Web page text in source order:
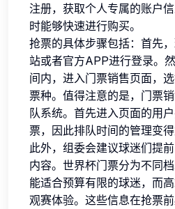
注册，获取个人专属的账户
时能够快速进行购买。
抢票的具体步骤包括：首先
站或者官方APP进行登录。
间内，进入门票销售页面，
票种。值得注意的是，门票
队系统。首先进入页面的用
票，因此排队时间的管理变得
此外，组委会建议球迷们提
内容。世界杯门票分为不同
能适合预算有限的球迷，而
观赛体验。这些信息在抢票前